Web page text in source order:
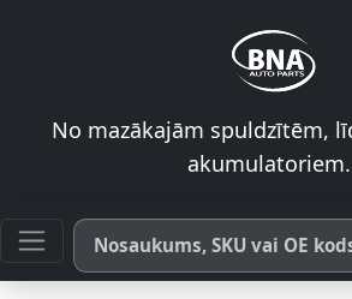
No mazākajām spuldzītēm,
akumulatoriem.
Meklēt pēc produkta nosaukuma,